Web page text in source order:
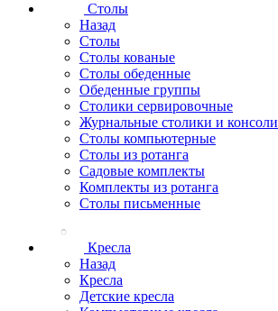
Столы
Назад
Столы
Столы кованые
Столы обеденные
Обеденные группы
Столики сервировочные
Журнальные столики и консоли
Столы компьютерные
Столы из ротанга
Садовые комплекты
Комплекты из ротанга
Столы письменные
Кресла
Назад
Кресла
Детские кресла